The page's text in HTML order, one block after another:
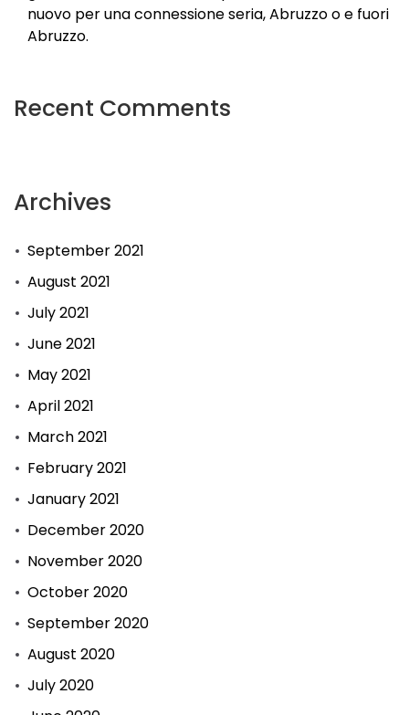
nuovo per una connessione seria, Abruzzo o e fuori
Abruzzo.
Recent Comments
Archives
September 2021
August 2021
July 2021
June 2021
May 2021
April 2021
March 2021
February 2021
January 2021
December 2020
November 2020
October 2020
September 2020
August 2020
July 2020